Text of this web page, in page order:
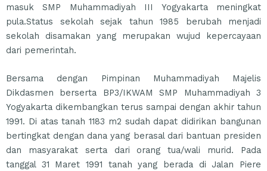
masuk SMP Muhammadiyah III Yogyakarta meningkat
pula.Status sekolah sejak tahun 1985 berubah menjadi
sekolah disamakan yang merupakan wujud kepercayaan
dari pemerintah.
Bersama dengan Pimpinan Muhammadiyah Majelis
Dikdasmen berserta BP3/IKWAM SMP Muhammadiyah 3
Yogyakarta dikembangkan terus sampai dengan akhir tahun
1991. Di atas tanah 1183 m2 sudah dapat didirikan bangunan
bertingkat dengan dana yang berasal dari bantuan presiden
dan masyarakat serta dari orang tua/wali murid. Pada
tanggal 31 Maret 1991 tanah yang berada di Jalan Piere